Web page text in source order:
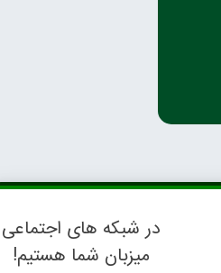
در شبکه های اجتماعی
میزبان شما هستیم!